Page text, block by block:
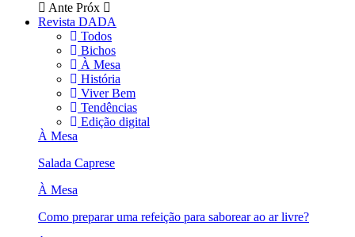
Ante Próx
Revista DADA
Todos
Bichos
À Mesa
História
Viver Bem
Tendências
Edição digital
À Mesa
Salada Caprese
À Mesa
Como preparar uma refeição para saborear ao ar livre?